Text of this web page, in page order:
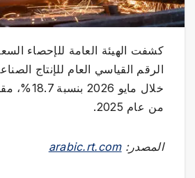
كشفت الهيئة العامة للإحصاء
الرقم القياسي العام للإنتاج
خلال مايو
من عام 2025.
المصدر:arabic.rt.com